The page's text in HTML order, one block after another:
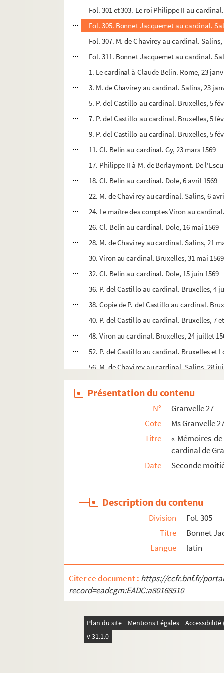
Fol. 301 et 303. Le roi Philippe II au
Fol. 305. Bonnet Jacquemet au cardinal.
Fol. 307. M. de Chavirey au cardinal. Salins,
Fol. 311. Bonnet Jacquemet au cardinal.
1. Le cardinal à Claude Belin. Rome, 23
3. M. de Chavirey au cardinal. Salins, 23
5. P. del Castillo au cardinal. Bruxelles, 5
7. P. del Castillo au cardinal. Bruxelles, 5
9. P. del Castillo au cardinal. Bruxelles, 5
11. Cl. Belin au cardinal. Gy, 23 mars 1569
17. Philippe II à M. de Berlaymont. De
18. Cl. Belin au cardinal. Dole, 6 avril 1569
22. M. de Chavirey au cardinal. Salins, 6
24. Le maître des comptes Viron au
26. Cl. Belin au cardinal. Dole, 16 mai 1569
28. M. de Chavirey au cardinal. Salins, 21
30. Viron au cardinal. Bruxelles, 31 mai 1569
32. Cl. Belin au cardinal. Dole, 15 juin 1569
36. P. del Castillo au cardinal. Bruxelles, 4
38. Copie de P. del Castillo au cardinal.
40. P. del Castillo au cardinal. Bruxelles, 7
48. Viron au cardinal. Bruxelles, 24 juillet
52. P. del Castillo au cardinal. Bruxelles et
56. M. de Chavirey au cardinal. Salins, 28
58. P. del Castillo au cardinal. Bruxelles, 7
60. Claude Belin au cardinal. Dole, 11 août
61. « Copie de l'advis et résolution du
62. P. del Castillo au cardinal. Louvain, 14
70. M. de Chavirey au cardinal. Ornans, 11
72. P. del Castillo au cardinal. Bruxelles, 17
76. P. del Castillo au cardinal. Bruxelles, 8,
84. M. de Chavirey au cardinal. Salins, 4
87. Don Fernando de Lannoy au cardinal.
90. P. del Castillo au cardinal. Bruxelles,
94. M. de Chavirey au cardinal. Salins, 14
99. Cl. Belin au cardinal. Dole, 25 janvier
103. P. del Castillo au cardinal. Bruxelles,
105. Claude de Chavirey au cardinal.
109. Le trésorier de Salins Bonnet
110. Catherine Gilles, femme d'Odet Viron,
Présentation du contenu
N°
Granvelle 27
Cote
Ms Granvelle
Titre
« Mémoires
cardinal de
Date
Seconde
Description du contenu
Division
Fol. 305
Titre
Bonnet
Langue
latin
Citer ce document : https://ccfr.bnf.fr/
record=eadcgm:EADC:a80168510
Plan du site Mentions Légales
v 31.1.0